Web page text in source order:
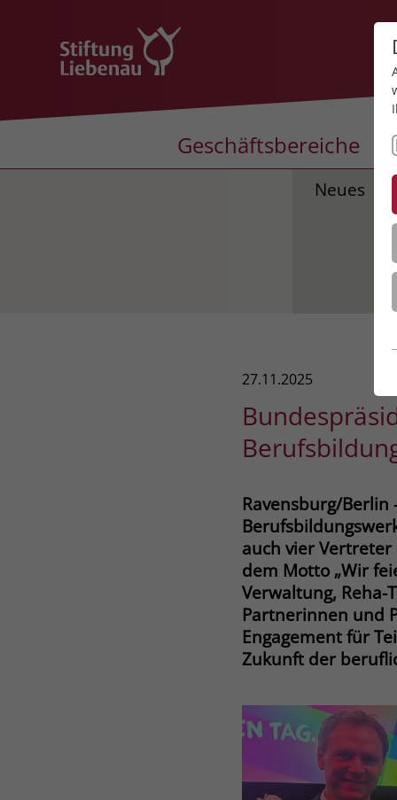
Geschäftsbereiche
Neues
27.11.2025
Ravensburg/
auch vier Vertreter
dem Motto „Wir
Verwaltung, Reha-
Partnerinnen und
Engagement für
Zukunft der